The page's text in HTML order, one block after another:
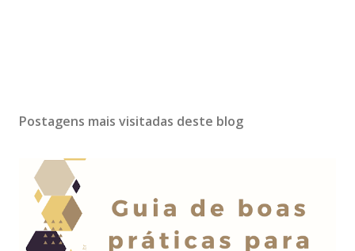
Postagens mais visitadas deste blog